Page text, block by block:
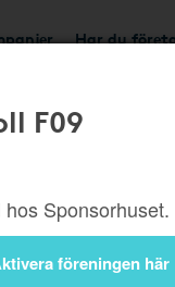
Har du
F09
Sponsorhuset.
föreningen här